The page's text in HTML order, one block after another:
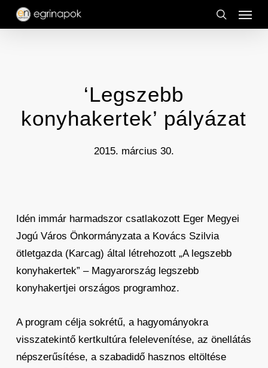
Skip
search
Menu
‘Legszebb
konyhakertek’ pályázat
2015. március 30.
Idén immár harmadszor csatlakozott Eger Megyei
Jogú Város Önkormányzata a Kovács Szilvia
ötletgazda (Karcag) által létrehozott „A legszebb
konyhakertek” – Magyarország legszebb
konyhakertjei országos programhoz.
A program célja sokrétű, a hagyományokra
visszatekintő kertkultúra felelevenítése, az önellátás
népszerűsítése, a szabadidő hasznos eltöltése